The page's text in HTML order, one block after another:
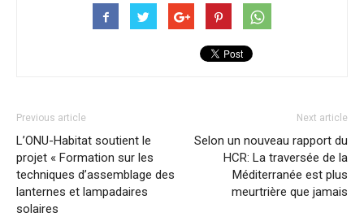
Previous article
L’ONU-Habitat soutient le
projet « Formation sur les
techniques d’assemblage des
lanternes et lampadaires
solaires
Next article
Selon un nouveau rapport du
HCR: La traversée de la
Méditerranée est plus
meurtrière que jamais